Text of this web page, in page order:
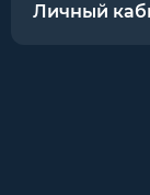
Личный